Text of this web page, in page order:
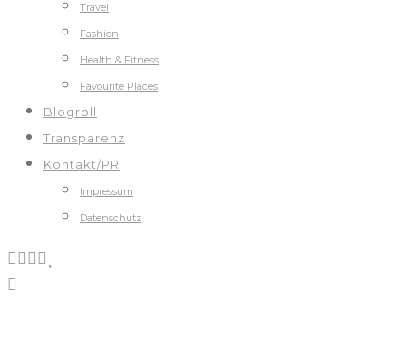
Travel
Fashion
Health & Fitness
Favourite Places
Blogroll
Transparenz
Kontakt/PR
Impressum
Datenschutz